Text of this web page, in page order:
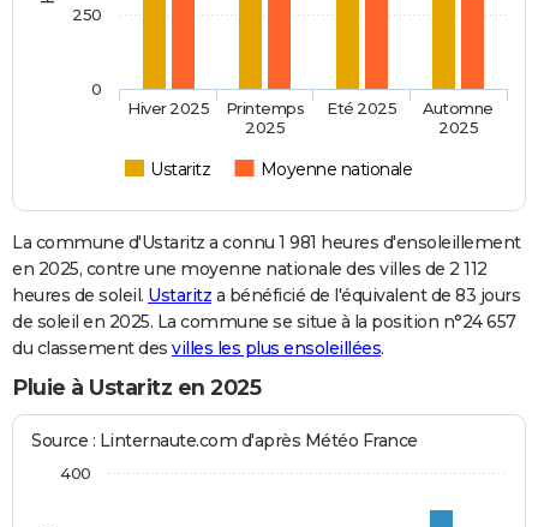
Ustaritz Moyenne nationale
Hiver 2025
Printemps
2025
Eté 2025
Automne
2025
0
250
La commune d'Ustaritz a connu 1 981 heures d'ensoleillement
en 2025, contre une moyenne nationale des villes de 2 112
heures de soleil. Ustaritz a bénéficié de l'équivalent de 83 jours
de soleil en 2025. La commune se situe à la position n°24 657
du classement des villes les plus ensoleillées.
Pluie à Ustaritz en 2025
Source : Linternaute.com d'après Météo France
400